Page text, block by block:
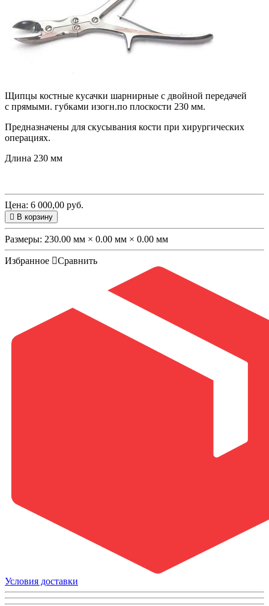
Щипцы костные кусачки шарнирные с двойной передачей
с прямыми. губками изогн.по плоскости 230 мм.
Предназначены для скусывания кости при хирургических
операциях.
Длина 230 мм
Цена: 6 000,00 руб.
В корзину
Размеры: 230.00 мм × 0.00 мм × 0.00 мм
Избранное Сравнить
Условия доставки